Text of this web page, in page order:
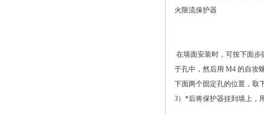
火限流保护器
在墙面安装时，可按下面
于孔中，然后用 M4 的自攻
下面两个固定孔的位置，取
3）*后将保护器挂到墙上，